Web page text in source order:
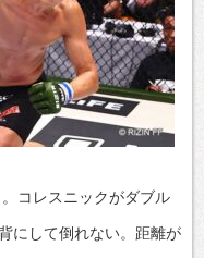
コレスニックがダブル
にして倒れない。距離が